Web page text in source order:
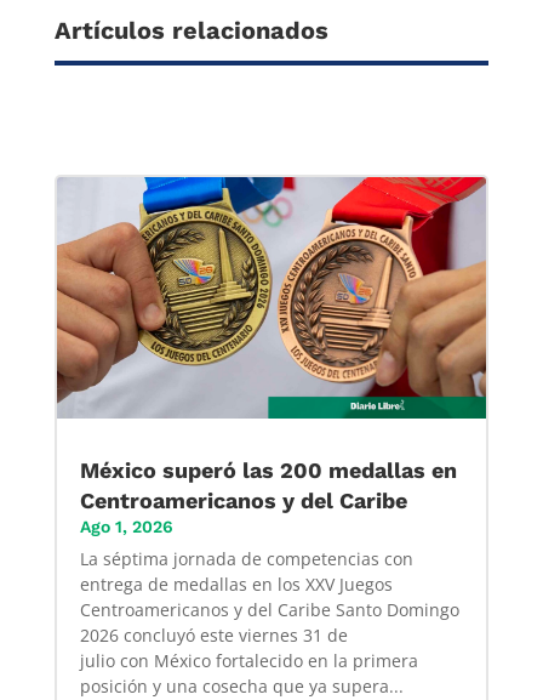
Artículos relacionados
México superó las 200 medallas en
Centroamericanos y del Caribe
Ago 1, 2026
La séptima jornada de competencias con
entrega de medallas en los XXV Juegos
Centroamericanos y del Caribe Santo Domingo
2026 concluyó este viernes 31 de
julio con México fortalecido en la primera
posición y una cosecha que ya supera...